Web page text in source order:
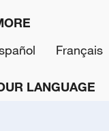
Français
LANGUAGE